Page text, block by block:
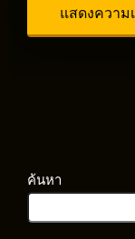
ค้นหา